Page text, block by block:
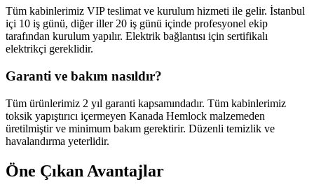
Tüm kabinlerimiz VIP teslimat ve kurulum hizmeti ile gelir. İstanbul
içi 10 iş günü, diğer iller 20 iş günü içinde profesyonel ekip
tarafından kurulum yapılır. Elektrik bağlantısı için sertifikalı
elektrikçi gereklidir.
Garanti ve bakım nasıldır?
Tüm ürünlerimiz 2 yıl garanti kapsamındadır. Tüm kabinlerimiz
toksik yapıştırıcı içermeyen Kanada Hemlock malzemeden
üretilmiştir ve minimum bakım gerektirir. Düzenli temizlik ve
havalandırma yeterlidir.
Öne Çıkan Avantajlar